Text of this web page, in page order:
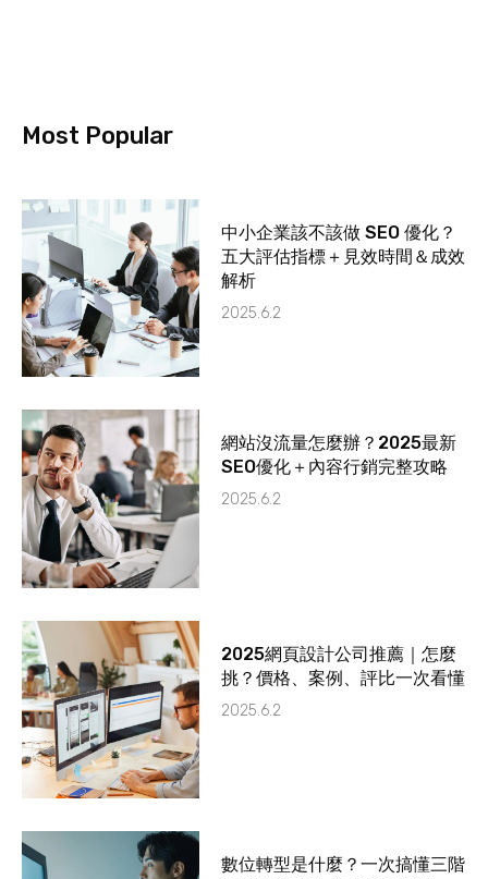
Most Popular
中小企業該不該做 SEO 優化？
五大評估指標＋見效時間＆成效
解析
2025.6.2
網站沒流量怎麼辦？2025最新
SEO優化＋內容行銷完整攻略
2025.6.2
2025網頁設計公司推薦｜怎麼
挑？價格、案例、評比一次看懂
2025.6.2
數位轉型是什麼？一次搞懂三階